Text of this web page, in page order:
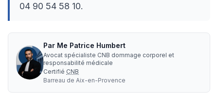
04 90 54 58 10.
Par Me Patrice Humbert
Avocat spécialiste CNB dommage corporel et
responsabilité médicale
Certifié CNB
Barreau de Aix-en-Provence